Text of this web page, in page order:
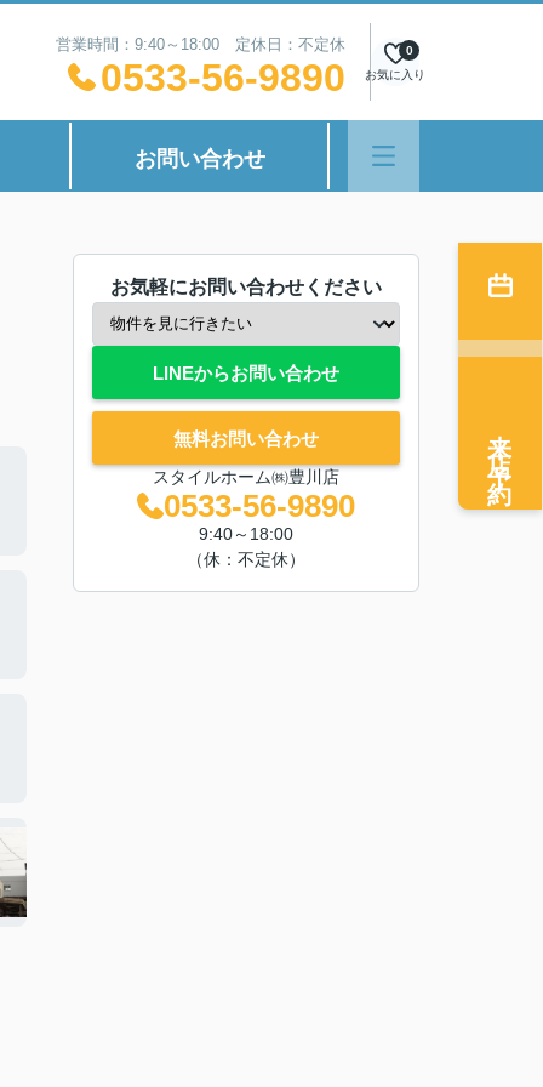
営業時間：9:40～18:00 定休日：不定休
0533-56-9890 お気に入り
0
お問い合わせ
お気軽にお問い合わせください
LINEからお問い合わせ
無料お問い合わせ
スタイルホーム㈱豊川店
0533-56-9890
9:40～18:00
（休：不定休）
来店予約